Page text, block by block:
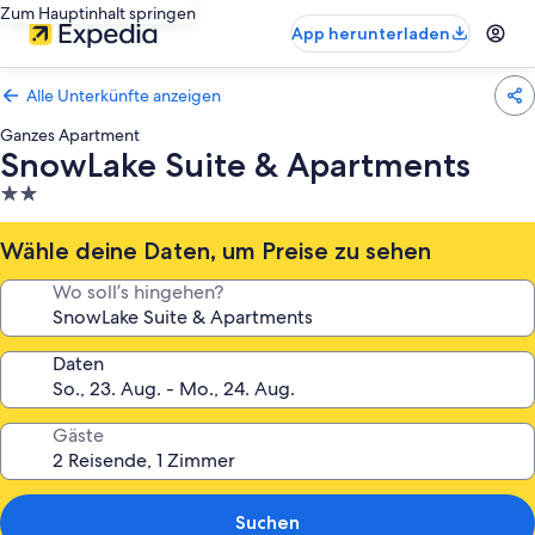
Zum Hauptinhalt springen
App herunterladen
Alle Unterkünfte anzeigen
Ganzes Apartment
SnowLake Suite & Apartments
2.0-
Sterne-
Unterkunft
Wähle deine Daten, um Preise zu sehen
Wo soll’s hingehen?
Daten
Gäste
Suchen